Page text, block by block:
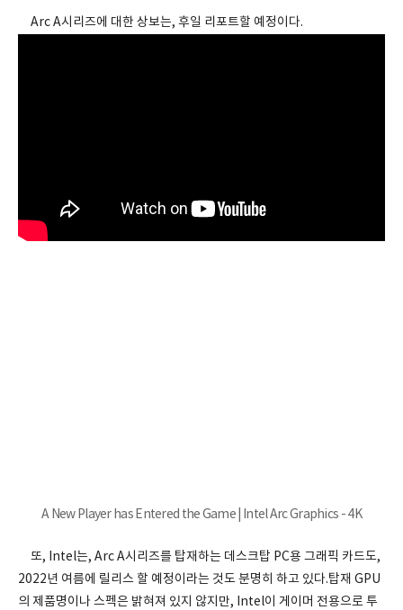
Arc A시리즈에 대한 상보는, 후일 리포트할 예정이다.
A New Player has Entered the Game | Intel Arc Graphics - 4K
또, Intel는, Arc A시리즈를 탑재하는 데스크탑 PC용 그래픽 카드도,
2022년 여름에 릴리스 할 예정이라는 것도 분명히 하고 있다.탑재 GPU
의 제품명이나 스펙은 밝혀져 있지 않지만, Intel이 게이머 전용으로 투